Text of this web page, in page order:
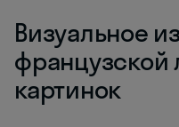
Визуальное
французской
картинок